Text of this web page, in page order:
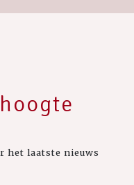
het laatste nieuws